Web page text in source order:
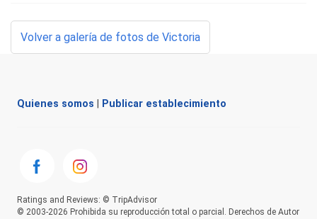
Volver a galería de fotos de Victoria
Quienes somos Publicar establecimiento
Ratings and Reviews: © TripAdvisor
© 2003-2026 Prohibida su reproducción total o parcial. Derechos de Autor